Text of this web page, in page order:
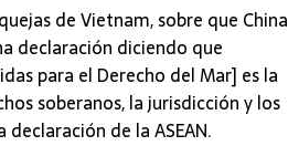
de Vietnam, sobre que China
declaración diciendo que
para el Derecho del Mar] es la
soberanos, la jurisdicción y los
de la ASEAN.